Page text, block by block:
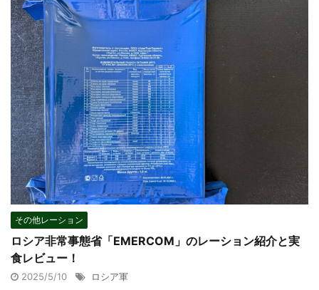
その他レーション
ロシア非常事態省「EMERCOM」のレーション紹介と実
食レビュー！
2025/5/10 ロシア軍